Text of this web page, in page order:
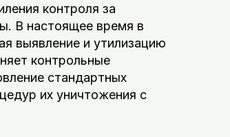
контроля за
В настоящее время в
выявление и утилизацию
контрольные
стандартных
их уничтожения с